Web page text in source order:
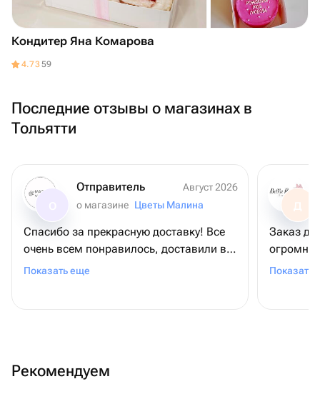
Кондитер Яна Комарова
4.7359
Последние отзывы о магазинах в
Тольятти
Отправитель
Август 2026
о магазине Цветы Малина
Спасибо за прекрасную доставку! Все
очень всем понравилось, доставили в
срок, цветы в прекрасном состоянии,
Показать еще
Д
Заказ
всему
Показать
Рекомендуем